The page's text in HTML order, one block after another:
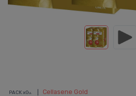
PACK x0u. Cellasene Gold